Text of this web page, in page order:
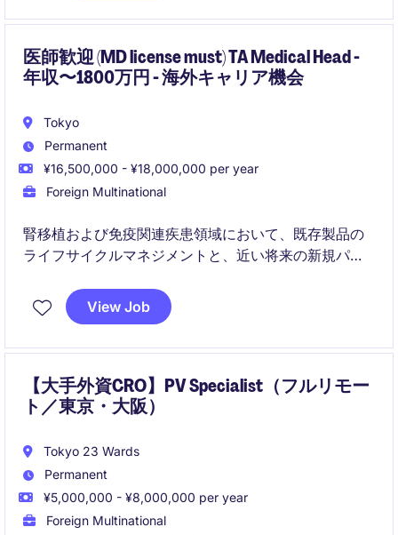
医師歓迎 (MD license must) TA Medical Head -
年収〜1800万円 - 海外キャリア機会
Tokyo
Permanent
¥16,500,000 - ¥18,000,000 per year
Foreign Multinational
腎移植および免疫関連疾患領域において、既存製品の
ライフサイクルマネジメントと、近い将来の新規パイ
市準備を統括するメディカルリードポジションです。
グローバル連携のもと、科学戦略立案・KOLエンゲー
View Job
【大手外資CRO】PV Specialist（フルリモー
ト／東京・大阪）
Tokyo 23 Wards
Permanent
¥5,000,000 - ¥8,000,000 per year
Foreign Multinational